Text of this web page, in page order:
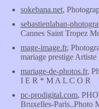
sokebana.net,
sebastienlaban-
Cannes Saint Tropez
mage-image.fr,
mariage prestige Artiste
mariage-de-photos.fr,
I E R * M A L C O R
pc-prodigital.com,
Bruxelles-Paris..Photo